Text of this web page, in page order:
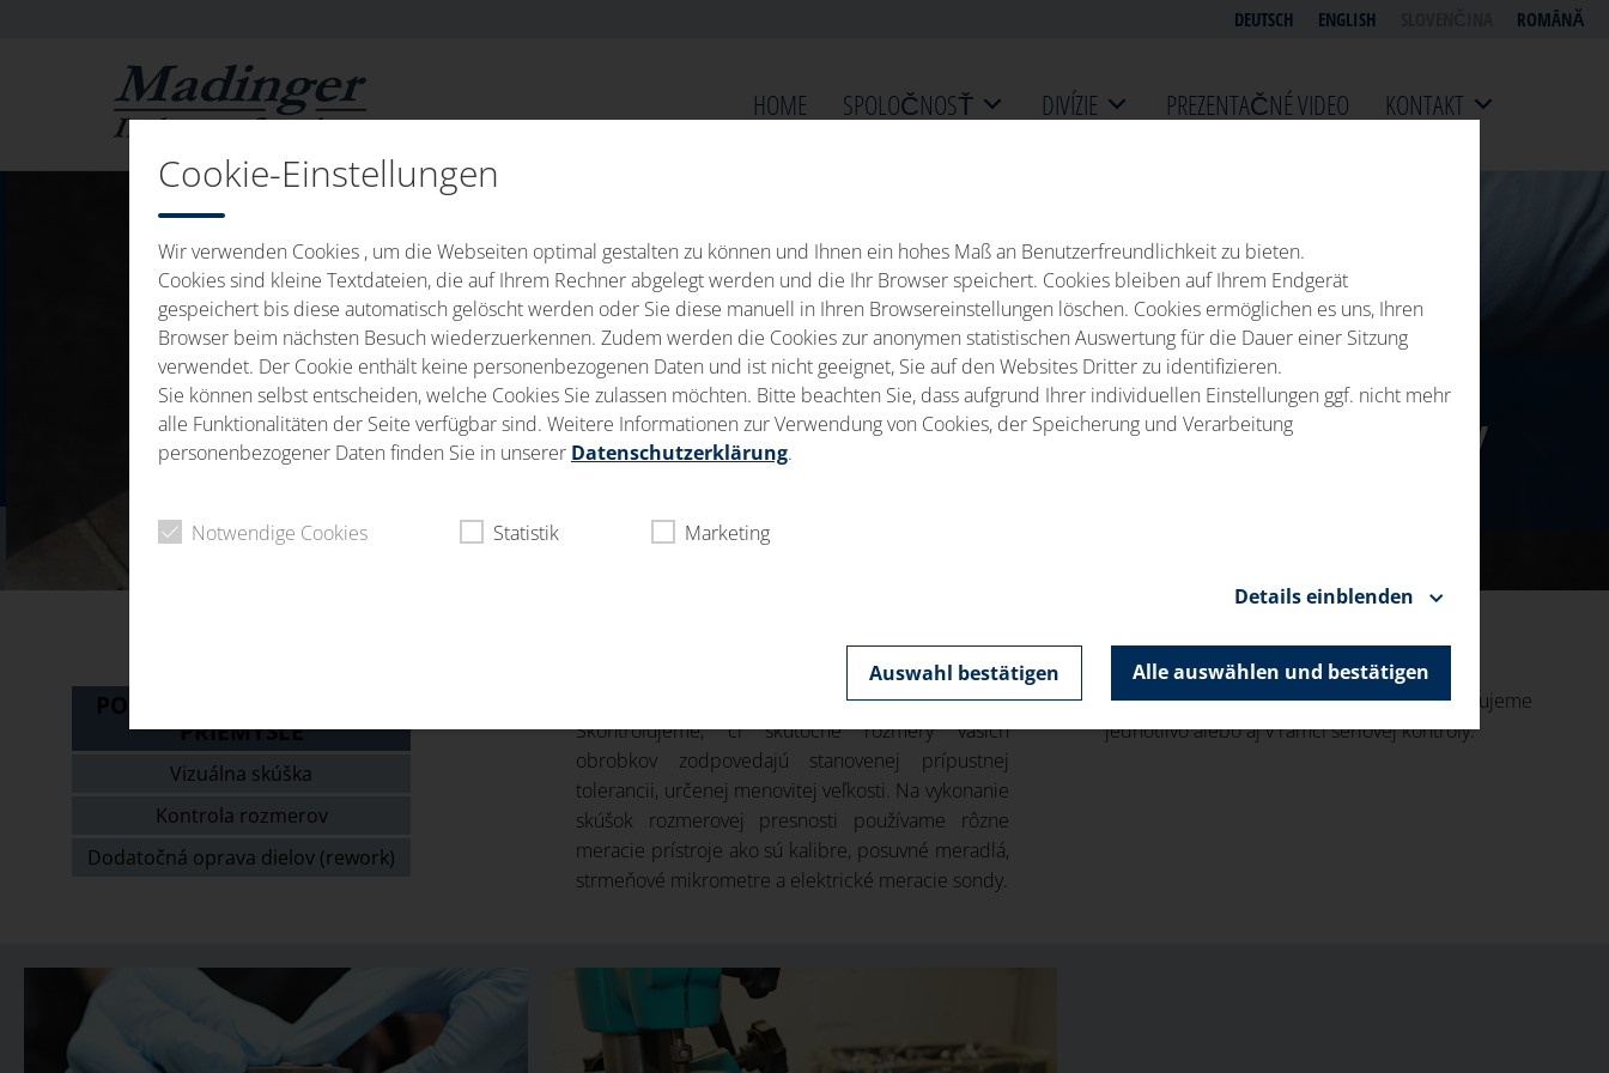
DEUTSCH ENGLISH ROMÂNĂ
HOME SPOLOČNOSŤ DIVÍZIE PREZENTAČNÉ VIDEO KONTAKT
KONTROLA ROZMEROV
POSKYTOVANIE SLUŽIEB V
PRIEMYSLE
Vizuálna skúška
Kontrola rozmerov
Dodatočná oprava dielov (rework)
Je pre vás rozhodujúca rozmerová presnosť?
Skontrolujeme, či skutočné rozmery vašich
obrobkov zodpovedajú stanovenej prípustnej
tolerancii, určenej menovitej veľkosti. Na vykonanie
skúšok rozmerovej presnosti používame rôzne
meracie prístroje ako sú kalibre, posuvné meradlá,
strmeňové mikrometre a elektrické meracie sondy.
Rozmerovú presnosť obrobkov skontrolujeme
jednotlivo alebo aj v rámci sériovej kontroly.
Cookie-Einstellungen
Wir verwenden Cookies , um die Webseiten optimal gestalten zu können und Ihnen ein hohes Maß an Benutzerfreundlichkeit zu bieten.
Cookies sind kleine Textdateien, die auf Ihrem Rechner abgelegt werden und die Ihr Browser speichert. Cookies bleiben auf Ihrem Endgerät
gespeichert bis diese automatisch gelöscht werden oder Sie diese manuell in Ihren Browsereinstellungen löschen. Cookies ermöglichen es uns, Ihren
Browser beim nächsten Besuch wiederzuerkennen. Zudem werden die Cookies zur anonymen statistischen Auswertung für die Dauer einer Sitzung
verwendet. Der Cookie enthält keine personenbezogenen Daten und ist nicht geeignet, Sie auf den Websites Dritter zu identifizieren.
Sie können selbst entscheiden, welche Cookies Sie zulassen möchten. Bitte beachten Sie, dass aufgrund Ihrer individuellen Einstellungen ggf. nicht mehr
alle Funktionalitäten der Seite verfügbar sind. Weitere Informationen zur Verwendung von Cookies, der Speicherung und Verarbeitung
personenbezogener Daten finden Sie in unserer Datenschutzerklärung.
Notwendige Cookies Statistik Marketing
Details einblenden
Auswahl bestätigen Alle auswählen und bestätigen